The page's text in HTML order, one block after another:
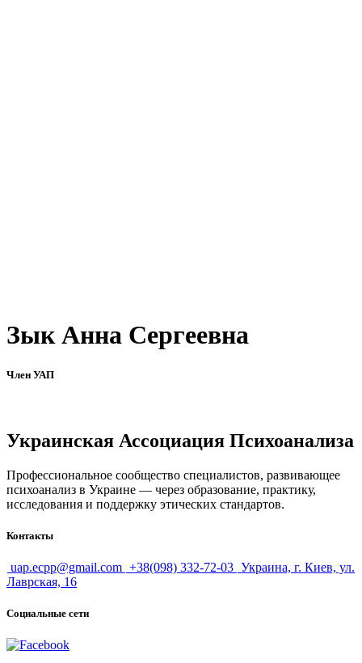
Зык Анна Сергеевна
Член УАП
Украинская Ассоциация Психоанализа
Профессиональное сообщество специалистов, развивающее
психоанализ в Украине — через образование, практику,
исследования и поддержку этических стандартов.
Контакты
uap.ecpp@gmail.com +38(098) 332-72-03 Украина, г. Киев, ул.
Лаврская, 16
Социальные сети